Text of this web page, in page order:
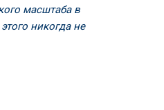
масштаба в
никогда не